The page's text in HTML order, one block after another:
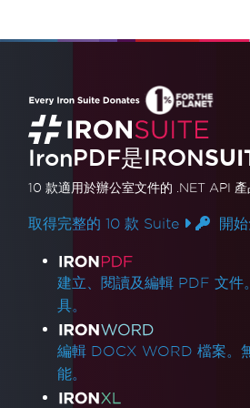
IronPDF是IRON
10 款適用於辦公室文件的 .NET API 產
取得完整的 10 款 Suite 開始
產品連結
建立、閱讀及編輯 PDF 文
具。
編輯 DOCX WORD 檔案。
能。